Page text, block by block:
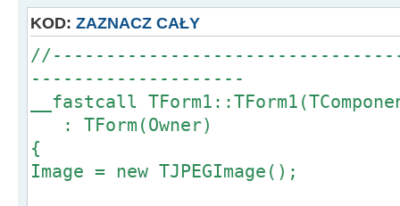
Image-
Image1->Picture->Assign(Image);
}
}
--------------------
KOD: ZAZNACZ CAŁY
--------------------
__fastcall
: TForm(Owner)
{
Image = new TJPEGImage();